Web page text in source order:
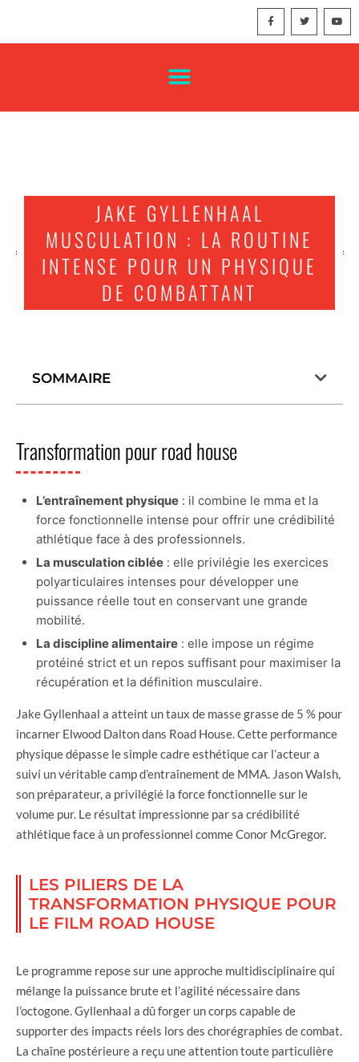
JAKE GYLLENHAAL
MUSCULATION : LA ROUTINE
INTENSE POUR UN PHYSIQUE
DE COMBATTANT
SOMMAIRE
Transformation pour road house
L’entraînement physique : il combine le mma et la
force fonctionnelle intense pour offrir une crédibilité
athlétique face à des professionnels.
La musculation ciblée : elle privilégie les exercices
polyarticulaires intenses pour développer une
puissance réelle tout en conservant une grande
mobilité.
La discipline alimentaire : elle impose un régime
protéiné strict et un repos suffisant pour maximiser la
récupération et la définition musculaire.
Jake Gyllenhaal a atteint un taux de masse grasse de 5 % pour
incarner Elwood Dalton dans Road House. Cette performance
physique dépasse le simple cadre esthétique car l’acteur a
suivi un véritable camp d’entraînement de MMA. Jason Walsh,
son préparateur, a privilégié la force fonctionnelle sur le
volume pur. Le résultat impressionne par sa crédibilité
athlétique face à un professionnel comme Conor McGregor.
LES PILIERS DE LA
TRANSFORMATION PHYSIQUE POUR
LE FILM ROAD HOUSE
Le programme repose sur une approche multidisciplinaire qui
mélange la puissance brute et l’agilité nécessaire dans
l’octogone. Gyllenhaal a dû forger un corps capable de
supporter des impacts réels lors des chorégraphies de combat.
La chaîne postérieure a reçu une attention toute particulière